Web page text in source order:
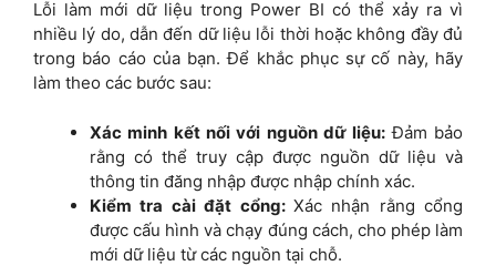
Lỗi làm mới dữ liệu trong Power BI có thể xảy ra vì
nhiều lý do, dẫn đến dữ liệu lỗi thời hoặc không đầy đủ
trong báo cáo của bạn. Để khắc phục sự cố này, hãy
làm theo các bước sau:
Xác minh kết nối với nguồn dữ liệu:Đảm bảo
rằng có thể truy cập được nguồn dữ liệu và
thông tin đăng nhập được nhập chính xác.
Kiểm tra cài đặt cổng: Xác nhận rằng cổng
được cấu hình và chạy đúng cách, cho phép làm
mới dữ liệu từ các nguồn tại chỗ.